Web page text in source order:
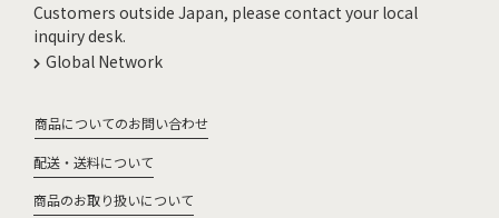
Customers outside Japan, please contact your local
inquiry desk.
Global Network
商品についてのお問い合わせ
配送・送料について
商品のお取り扱いについて